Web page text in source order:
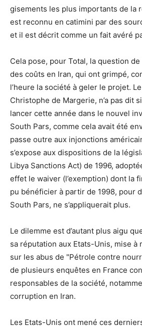
gisements les plus importants de la
est reconnu en catimini par des
et il est décrit comme un fait avéré
Cela pose, pour Total, la question
des coûts en Iran, qui ont grimpé,
l’heure la société à geler le projet.
Christophe de Margerie, n’a pas dit
lancer cette année dans le nouvel
South Pars, comme cela avait été
passe outre aux injonctions
s’expose aux dispositions de la
Libya Sanctions Act) de 1996,
effet le waiver (l’exemption) dont la
pu bénéficier à partir de 1998, pour
South Pars, ne s’appliquerait plus.
Le dilemme est d’autant plus aigu
sa réputation aux Etats-Unis, mise à
sur les abus de "Pétrole contre
de plusieurs enquêtes en France
responsables de la société,
corruption en Iran.
Les Etats-Unis ont mené ces